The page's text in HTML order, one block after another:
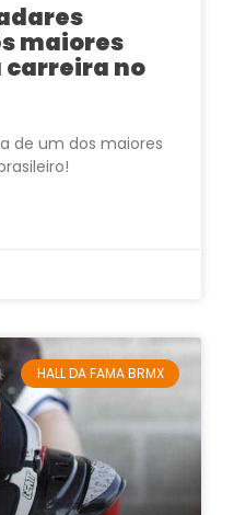
maiores
carreira no
de um dos maiores
HALL DA FAMA BRMX